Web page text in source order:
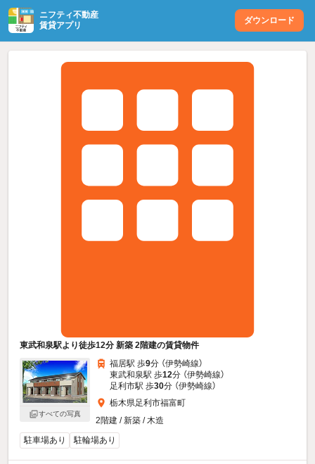
ニフティ不動産
賃貸アプリ
ダウンロード
東武和泉駅より徒歩12分 新築 2階建の賃貸物件
すべての写真
福居駅 歩9分 （伊勢崎線）
東武和泉駅 歩12分 （伊勢崎線）
足利市駅 歩30分 （伊勢崎線）
栃木県足利市福富町
2階建 / 新築 / 木造
駐車場あり
駐輪場あり